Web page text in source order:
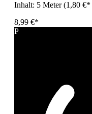
Inhalt: 5 Meter(1,80 €*
8,99 €*
P